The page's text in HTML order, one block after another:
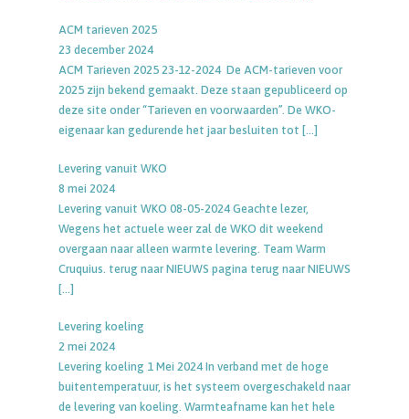
ACM tarieven 2025
23 december 2024
ACM Tarieven 2025 23-12-2024 De ACM-tarieven voor
2025 zijn bekend gemaakt. Deze staan gepubliceerd op
deze site onder “Tarieven en voorwaarden”. De WKO-
eigenaar kan gedurende het jaar besluiten tot […]
Levering vanuit WKO
8 mei 2024
Levering vanuit WKO 08-05-2024 Geachte lezer,
Wegens het actuele weer zal de WKO dit weekend
overgaan naar alleen warmte levering. Team Warm
Cruquius. terug naar NIEUWS pagina terug naar NIEUWS
[…]
Levering koeling
2 mei 2024
Levering koeling 1 Mei 2024 In verband met de hoge
buitentemperatuur, is het systeem overgeschakeld naar
de levering van koeling. Warmteafname kan het hele